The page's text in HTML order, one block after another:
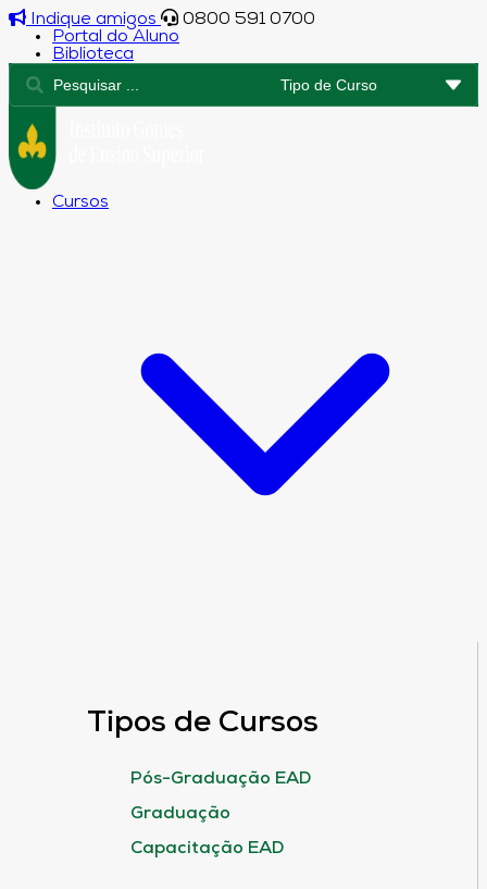
Indique amigos
0800 591 0700
Portal do Aluno
Biblioteca
Cursos
Tipos de Cursos
Pós-Graduação EAD
Graduação
Capacitação EAD